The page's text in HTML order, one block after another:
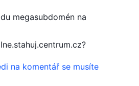
megasubdomén na
na komentář se musíte